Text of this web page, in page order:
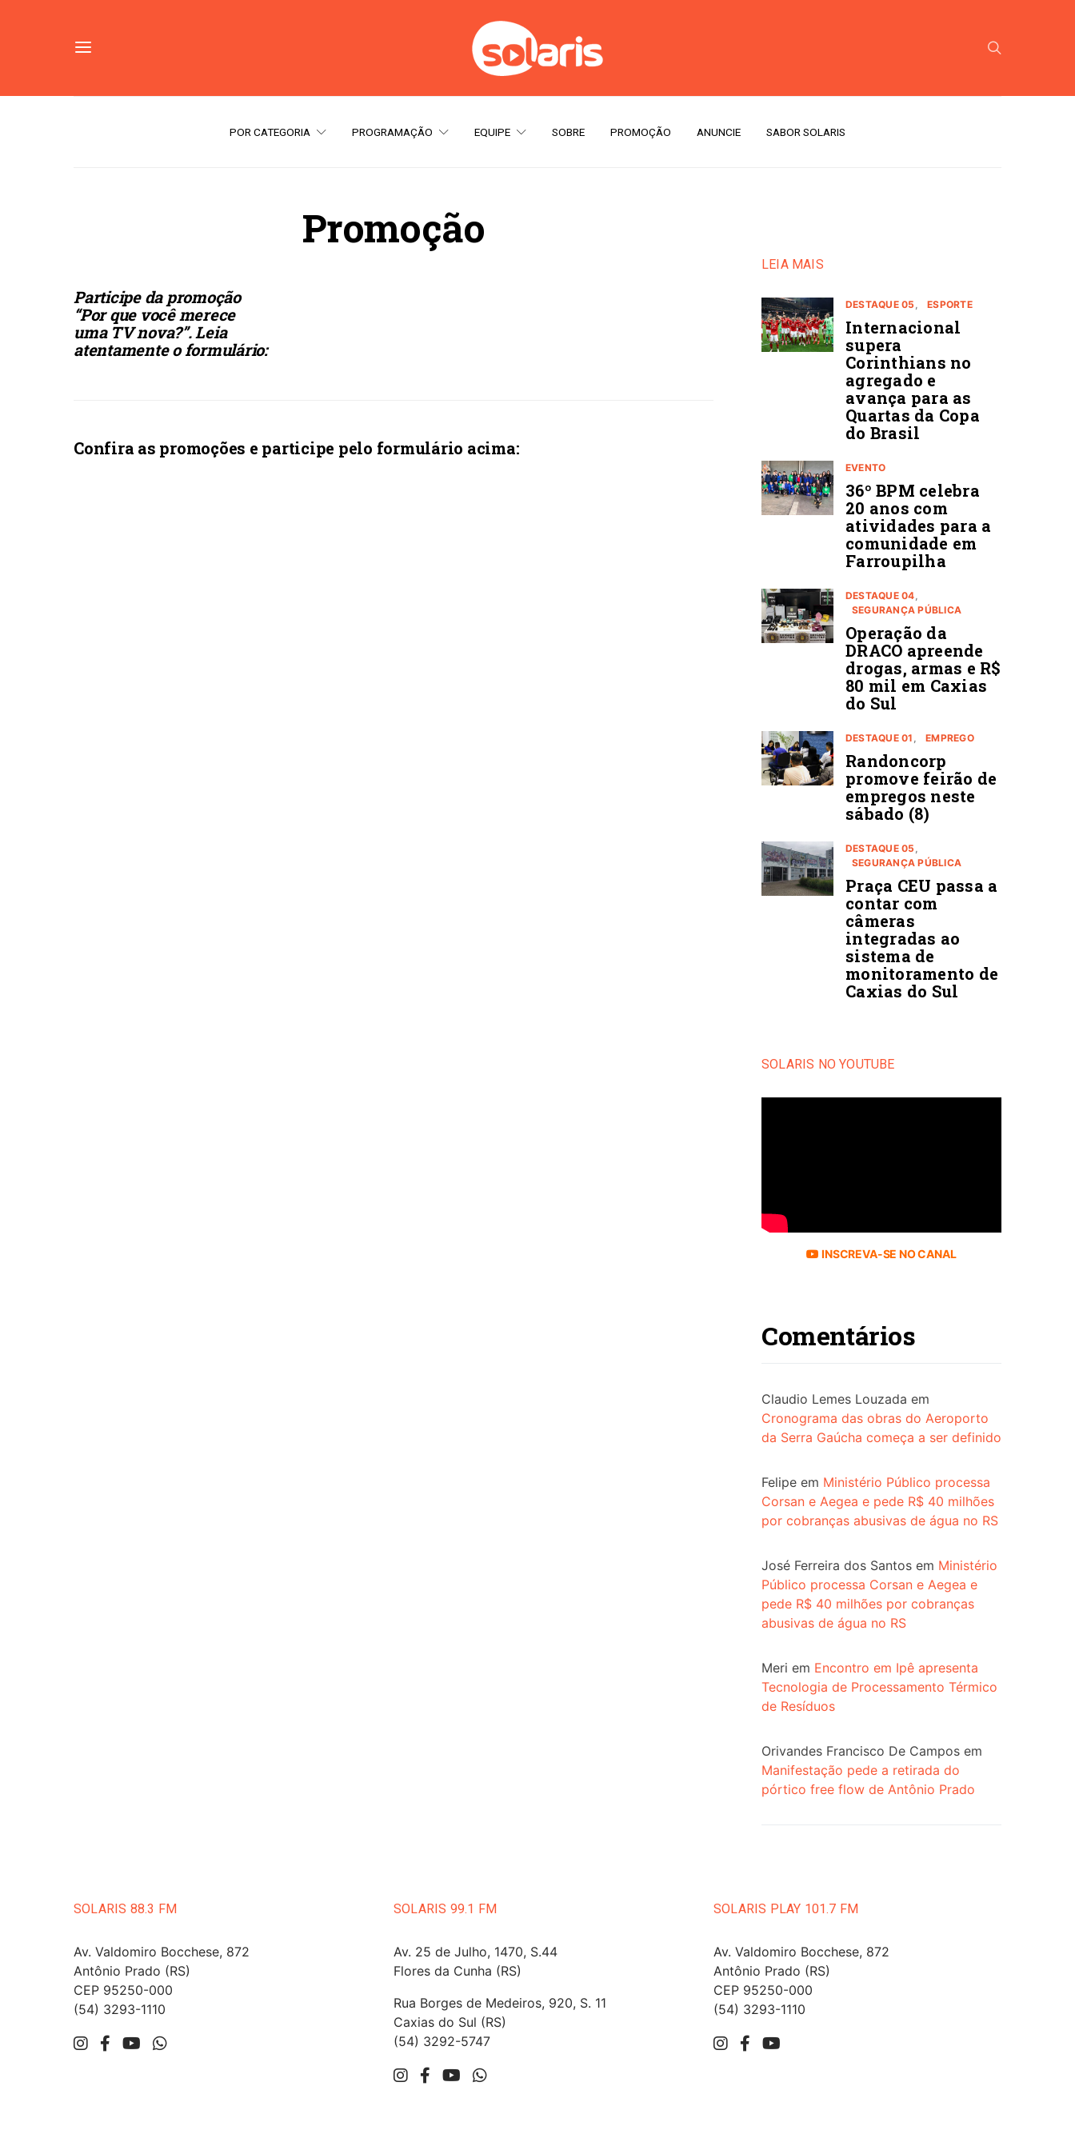
POR CATEGORIA PROGRAMAÇÃO EQUIPE SOBRE PROMOÇÃO ANUNCIE SABOR SOLARIS
Promoção
Participe da promoção
“Por que você merece
uma TV nova?”. Leia
atentamente o formulário:
Confira as promoções e participe pelo formulário acima:
LEIA MAIS
DESTAQUE 05 ESPORTE
Internacional
supera
Corinthians no
agregado e
avança para as
Quartas da Copa
do Brasil
EVENTO
36º BPM celebra
20 anos com
atividades para a
comunidade em
Farroupilha
DESTAQUE 04
SEGURANÇA PÚBLICA
Operação da
DRACO apreende
drogas, armas e R$
80 mil em Caxias
do Sul
DESTAQUE 01 EMPREGO
Randoncorp
promove feirão de
empregos neste
sábado (8)
DESTAQUE 05
SEGURANÇA PÚBLICA
Praça CEU passa a
contar com
câmeras
integradas ao
sistema de
monitoramento de
Caxias do Sul
SOLARIS NO YOUTUBE
INSCREVA-SE NO CANAL
Comentários
Claudio Lemes Louzada em
Cronograma das obras do Aeroporto
da Serra Gaúcha começa a ser definido
Felipe em Ministério Público processa
Corsan e Aegea e pede R$ 40 milhões
por cobranças abusivas de água no RS
José Ferreira dos Santos em Ministério
Público processa Corsan e Aegea e
pede R$ 40 milhões por cobranças
abusivas de água no RS
Meri em Encontro em Ipê apresenta
Tecnologia de Processamento Térmico
de Resíduos
Orivandes Francisco De Campos em
Manifestação pede a retirada do
pórtico free flow de Antônio Prado
SOLARIS 88.3 FM
Av. Valdomiro Bocchese, 872
Antônio Prado (RS)
CEP 95250-000
(54) 3293-1110
SOLARIS 99.1 FM
Av. 25 de Julho, 1470, S.44
Flores da Cunha (RS)
Rua Borges de Medeiros, 920, S. 11
Caxias do Sul (RS)
(54) 3292-5747
SOLARIS PLAY 101.7 FM
Av. Valdomiro Bocchese, 872
Antônio Prado (RS)
CEP 95250-000
(54) 3293-1110